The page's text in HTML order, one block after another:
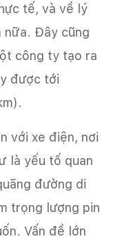
tế, và về lý
nữa. Đây cũng
công ty tạo ra
được tới
với xe điện, nơi
là yếu tố quan
đường di
trọng lượng pin
Vấn đề lớn